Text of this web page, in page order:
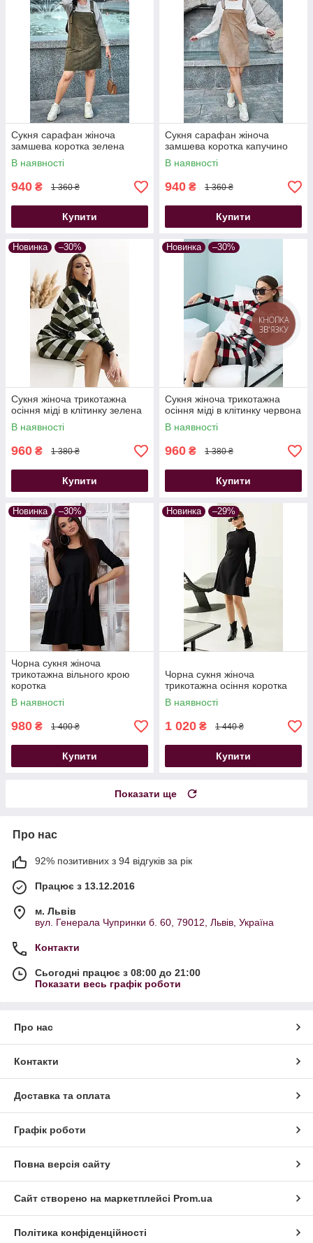
Сукня сарафан жіноча
замшева коротка зелена
В наявності
940 ₴ 1 360 ₴
Купити
Сукня сарафан жіноча
замшева коротка капучино
В наявності
940 ₴ 1 360 ₴
Купити
Новинка –30%
Сукня жіноча трикотажна
осіння міді в клітинку зелена
В наявності
960 ₴ 1 380 ₴
Купити
Новинка –30%
Сукня жіноча трикотажна
осіння міді в клітинку червона
В наявності
960 ₴ 1 380 ₴
Купити
Новинка –30%
Чорна сукня жіноча
трикотажна вільного крою
коротка
В наявності
980 ₴ 1 400 ₴
Купити
Новинка –29%
Чорна сукня жіноча
трикотажна осіння коротка
В наявності
1 020 ₴ 1 440 ₴
Купити
Показати ще
Про нас
92% позитивних з 94 відгуків за рік
Працює з 13.12.2016
м. Львів
вул. Генерала Чупринки б. 60, 79012, Львів, Україна
Контакти
Сьогодні працює з 08:00 до 21:00
Показати весь графік роботи
Про нас
Контакти
Доставка та оплата
Графік роботи
Повна версія сайту
Сайт створено на маркетплейсі Prom.ua
Політика конфіденційності
КНОПКА
ЗВ'ЯЗКУ